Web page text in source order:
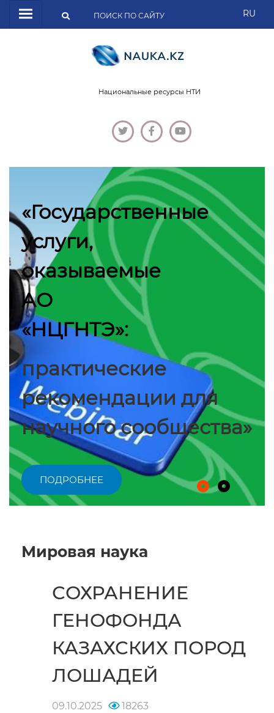
RU
Национальные ресурсы НТИ
«Государственные
услуги,
оказываемые
АО
«НЦГНТЭ»:
практические
рекомендации для
научного сообщества»
ПОДРОБНЕЕ
Мировая наука
СОХРАНЕНИЕ
ГЕНОФОНДА
КАЗАХСКИХ ПОРОД
ЛОШАДЕЙ
09.10.2025 18263